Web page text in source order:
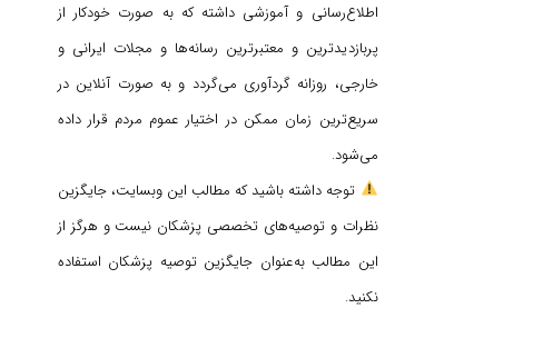
اطلاع‌رسانی و آموزشی داشته که به صورت خودکار از
پربازدیدترین و معتبرترین رسانه‌ها و مجلات ایرانی و
خارجی، روزانه گردآوری می‌گردد و به صورت آنلاین در
سریع‌ترین زمان ممکن در اختیار عموم مردم قرار داده
می‌شود.
توجه داشته باشید که مطالب این وبسایت، جایگزین
نظرات و توصیه‌های تخصصی پزشکان نیست و هرگز از
این مطالب به‌عنوان جایگزین توصیه پزشکان استفاده
نکنید.